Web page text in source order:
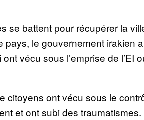
se battent pour récupérer la
pays, le gouvernement irakien
vécu sous l’emprise de l’EI
ont vécu sous le
et ont subi des